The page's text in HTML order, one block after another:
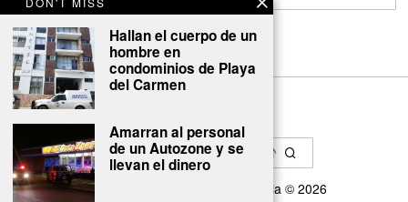
Diseñado por Cyber GRC Australia ©2026
Hallan el cuerpo de un
hombre en
condominios de Playa
del Carmen
Amarran al personal
de un Autozone y se
llevan el dinero